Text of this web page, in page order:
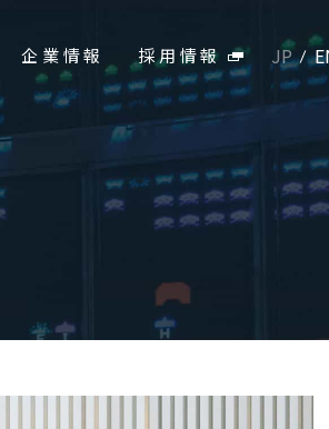
企業情報 採用情報 JP
施設・商品サイト
お取引先様専用ページ